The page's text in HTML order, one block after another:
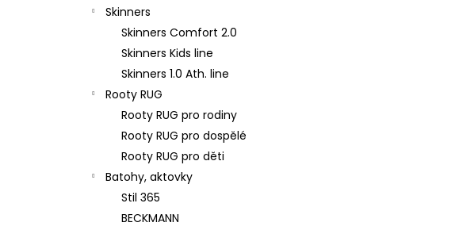
Skinners
Skinners Comfort 2.0
Skinners Kids line
Skinners 1.0 Ath. line
Rooty RUG
Rooty RUG pro rodiny
Rooty RUG pro dospělé
Rooty RUG pro děti
Batohy, aktovky
Stil 365
BECKMANN